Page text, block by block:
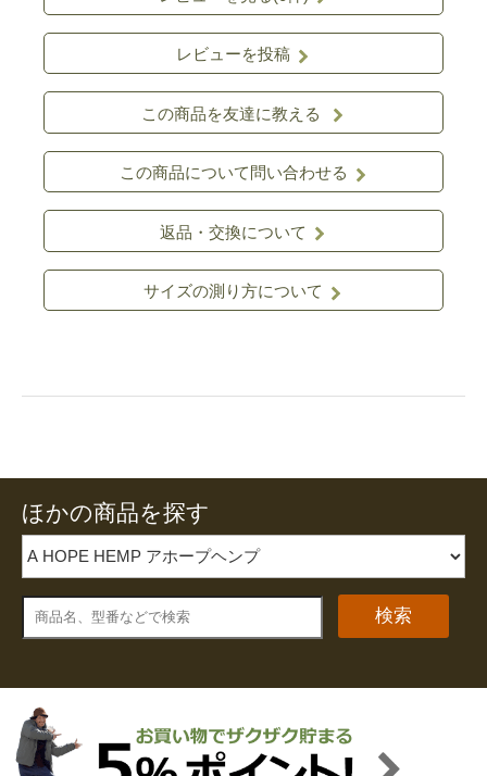
レビューを投稿
この商品を友達に教える
この商品について問い合わせる
返品・交換について
サイズの測り方について
ほかの商品を探す
検索